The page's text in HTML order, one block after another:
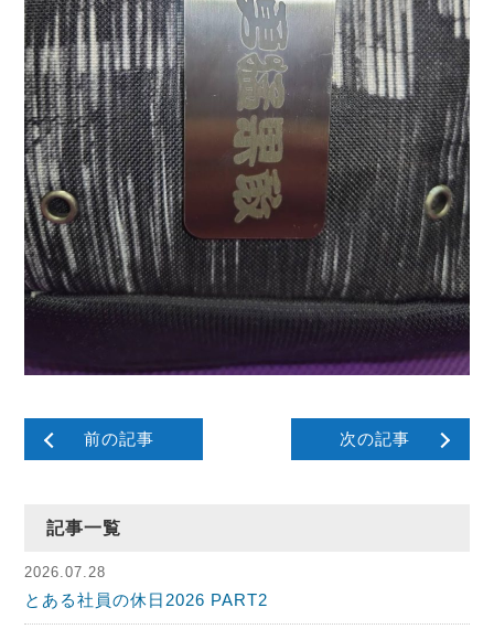
前の記事 次の記事
記事一覧
2026.07.28
とある社員の休日2026 PART2